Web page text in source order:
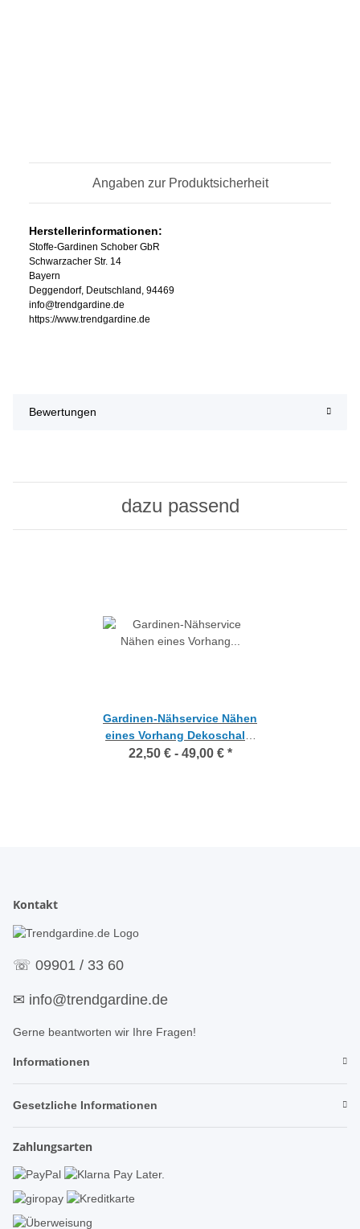
Angaben zur Produktsicherheit
Herstellerinformationen:
Stoffe-Gardinen Schober GbR
Schwarzacher Str. 14
Bayern
Deggendorf, Deutschland, 94469
info@trendgardine.de
https://www.trendgardine.de
Bewertungen
dazu passend
Gardinen-Nähservice Nähen
eines Vorhang Dekoschals,
Maßanfertigung
22,50 € - 49,00 € *
Kontakt
☏ 09901 / 33 60
✉ info@trendgardine.de
Gerne beantworten wir Ihre Fragen!
Informationen
Gesetzliche Informationen
Zahlungsarten